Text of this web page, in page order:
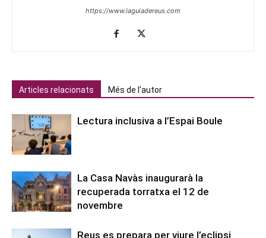
https://www.laguiadereus.com
Articles relacionats Més de l'autor
Lectura inclusiva a l’Espai Boule
La Casa Navàs inaugurarà la
recuperada torratxa el 12 de
novembre
Reus es prepara per viure l’eclipsi